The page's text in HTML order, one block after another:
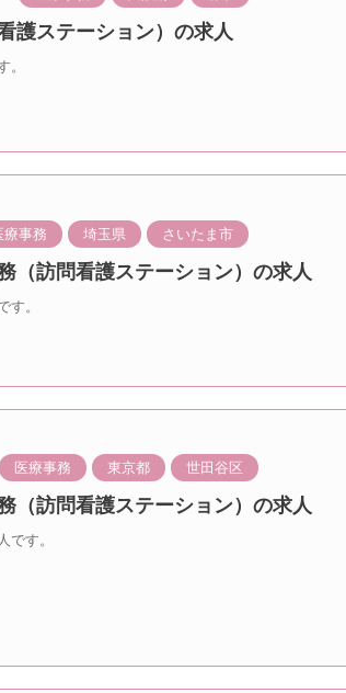
護ステーション）の求人
。
療事務 埼玉県 さいたま市
（訪問看護ステーション）の求人
す。
医療事務 東京都 世田谷区
（訪問看護ステーション）の求人
です。